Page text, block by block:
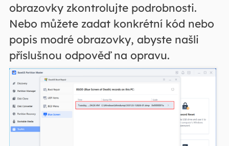
obrazovky zkontrolujte podrobnosti.
Nebo můžete zadat konkrétní kód nebo
popis modré obrazovky, abyste našli
příslušnou odpověď na opravu.